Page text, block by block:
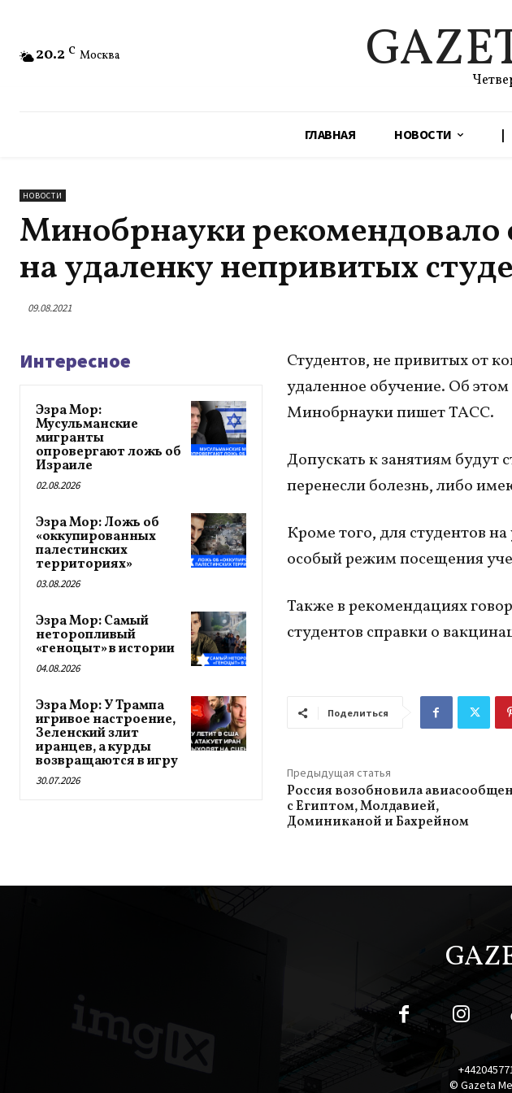
20.2 C Москва
ГЛАВНАЯ НОВОСТИ |
НОВОСТИ
Минобрнауки рекомендовало
на удаленку непривитых
09.08.2021
Интересное
Эзра Мор:
Мусульманские
мигранты
опровергают ложь об
Израиле
02.08.2026
Эзра Мор: Ложь об
«оккупированных
палестинских
территориях»
03.08.2026
Эзра Мор: Самый
неторопливый
«геноцыт» в истории
04.08.2026
Эзра Мор: У Трампа
игривое настроение,
Зеленский злит
иранцев, а курды
возвращаются в игру
30.07.2026
Студентов, не привитых от
удаленное обучение. Об
Минобрнауки пишет ТАСС.
Допускать к занятиям будут
перенесли болезнь, либо
Кроме того, для студентов
особый режим посещения
Также в рекомендациях
студентов справки о
Поделиться
Предыдущая статья
Россия возобновила
с Египтом, Молдавией,
Доминиканой и Бахрейном
© Gazeta